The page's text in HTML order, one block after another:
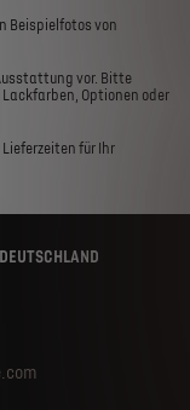
Beispielfotos von
vor. Bitte
Optionen oder
für Ihr